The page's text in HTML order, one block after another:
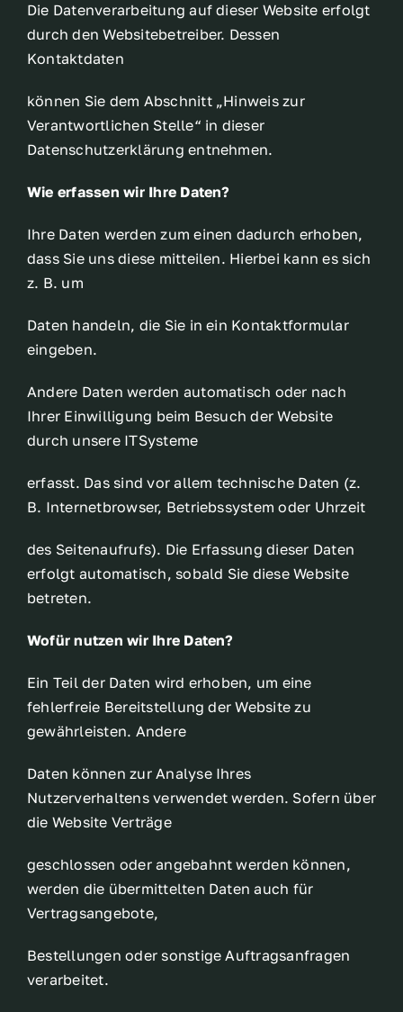
Die Datenverarbeitung auf dieser Website erfolgt
durch den Websitebetreiber. Dessen
Kontaktdaten
können Sie dem Abschnitt „Hinweis zur
Verantwortlichen Stelle“ in dieser
Datenschutzerklärung entnehmen.
Wie erfassen wir Ihre Daten?
Ihre Daten werden zum einen dadurch erhoben,
dass Sie uns diese mitteilen. Hierbei kann es sich
z. B. um
Daten handeln, die Sie in ein Kontaktformular
eingeben.
Andere Daten werden automatisch oder nach
Ihrer Einwilligung beim Besuch der Website
durch unsere ITSysteme
erfasst. Das sind vor allem technische Daten (z.
B. Internetbrowser, Betriebssystem oder Uhrzeit
des Seitenaufrufs). Die Erfassung dieser Daten
erfolgt automatisch, sobald Sie diese Website
betreten.
Wofür nutzen wir Ihre Daten?
Ein Teil der Daten wird erhoben, um eine
fehlerfreie Bereitstellung der Website zu
gewährleisten. Andere
Daten können zur Analyse Ihres
Nutzerverhaltens verwendet werden. Sofern über
die Website Verträge
geschlossen oder angebahnt werden können,
werden die übermittelten Daten auch für
Vertragsangebote,
Bestellungen oder sonstige Auftragsanfragen
verarbeitet.